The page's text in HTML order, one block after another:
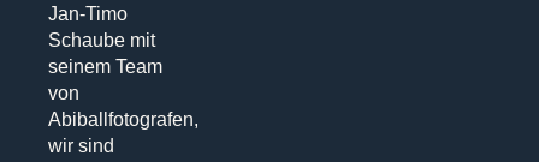
Jan-Timo
Schaube mit
seinem Team
von
Abiballfotografen,
wir sind